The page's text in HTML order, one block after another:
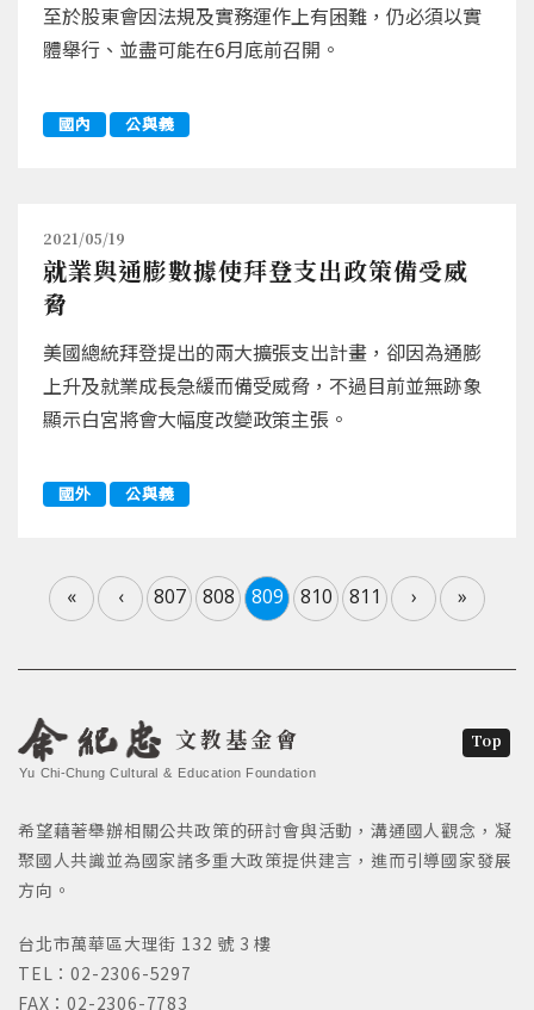
至於股東會因法規及實務運作上有困難，仍必須以實
體舉行、並盡可能在6月底前召開。
國內 公與義
2021/05/19
就業與通膨數據使拜登支出政策備受威
脅
美國總統拜登提出的兩大擴張支出計畫，卻因為通膨
上升及就業成長急緩而備受威脅，不過目前並無跡象
顯示白宮將會大幅度改變政策主張。
國外 公與義
« ‹ 807 808 809 810 811 › »
文教基金會
Yu Chi-Chung Cultural & Education Foundation
希望藉著舉辦相關公共政策的研討會與活動，溝通國人觀念，凝
聚國人共識並為國家諸多重大政策提供建言，進而引導國家發展
方向。
台北市萬華區大理街 132 號 3 樓
TEL：02-2306-5297
FAX：02-2306-7783
Top